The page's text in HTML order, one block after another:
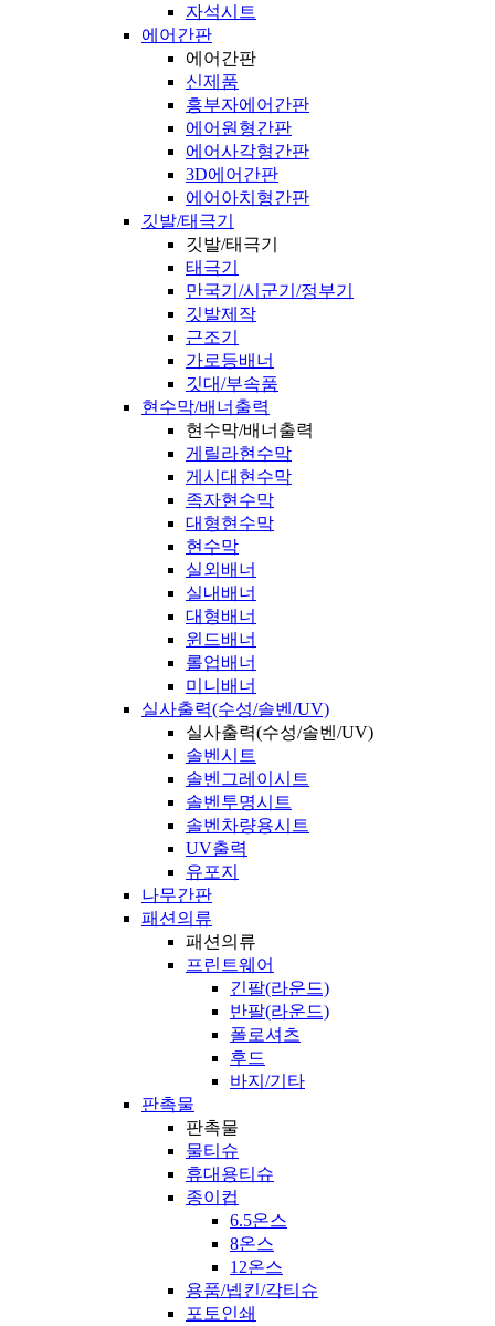
자석시트
에어간판
에어간판
신제품
흥부자에어간판
에어원형간판
에어사각형간판
3D에어간판
에어아치형간판
깃발/태극기
깃발/태극기
태극기
만국기/시군기/정부기
깃발제작
근조기
가로등배너
깃대/부속품
현수막/배너출력
현수막/배너출력
게릴라현수막
게시대현수막
족자현수막
대형현수막
현수막
실외배너
실내배너
대형배너
윈드배너
롤업배너
미니배너
실사출력(수성/솔벤/UV)
실사출력(수성/솔벤/UV)
솔벤시트
솔벤그레이시트
솔벤투명시트
솔벤차량용시트
UV출력
유포지
나무간판
패션의류
패션의류
프린트웨어
긴팔(라운드)
반팔(라운드)
폴로셔츠
후드
바지/기타
판촉물
판촉물
물티슈
휴대용티슈
종이컵
6.5온스
8온스
12온스
용품/넵킨/각티슈
포토인쇄